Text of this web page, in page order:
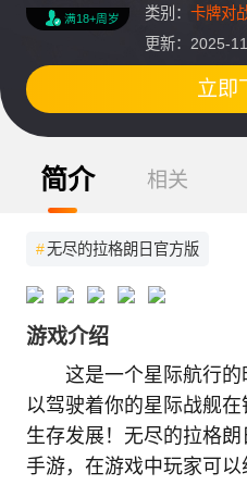
满18+周岁 类别： 卡牌对
更新：2025-
立即
简介 相关
#无尽的拉格朗日官方版
游戏介绍
这是一个星际航行的
以驾驶着你的星际战舰
生存发展！无尽的拉格
手游，在游戏中玩家可